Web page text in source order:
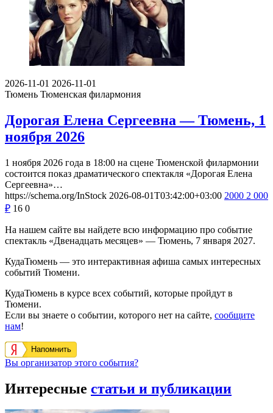
2026-11-01 2026-11-01
Тюмень Тюменская филармония
Дорогая Елена Сергеевна — Тюмень, 1
ноября 2026
1 ноября 2026 года в 18:00 на сцене Тюменской филармонии
состоится показ драматического спектакля «Дорогая Елена
Сергеевна»…
https://schema.org/InStock 2026-08-01T03:42:00+03:00 2000 2 000
₽ 16 0
На нашем сайте вы найдете всю информацию про событие
спектакль «Двенадцать месяцев» — Тюмень, 7 января 2027.
КудаТюмень — это интерактивная афиша самых интересных
событий Тюмени.
КудаТюмень в курсе всех событий, которые пройдут в
Тюмени.
Если вы знаете о событии, которого нет на сайте, сообщите
нам!
Напомнить
Вы организатор этого события?
Интересные статьи и публикации